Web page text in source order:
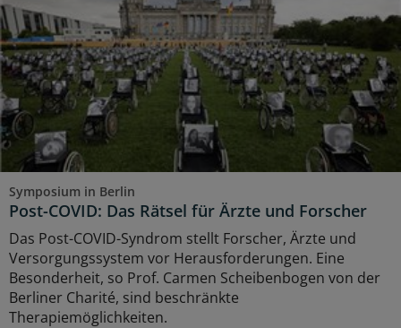
Symposium in Berlin
Post-COVID: Das Rätsel für Ärzte und Forscher
Das Post-COVID-Syndrom stellt Forscher, Ärzte und
Versorgungssystem vor Herausforderungen. Eine
Besonderheit, so Prof. Carmen Scheibenbogen von der
Berliner Charité, sind beschränkte
Therapiemöglichkeiten.